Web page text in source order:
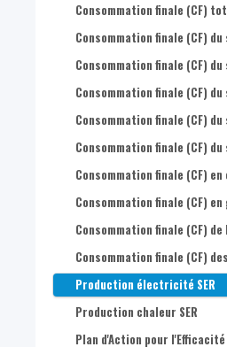
Consommation finale (CF)
Consommation finale (CF)
Consommation finale (CF)
Consommation finale (CF)
Consommation finale (CF)
Consommation finale (CF)
Consommation finale (CF)
Consommation finale (CF)
Consommation finale (CF)
Consommation finale (CF)
Production électricité SER
Production chaleur SER
Plan d'Action pour l'Efficacité